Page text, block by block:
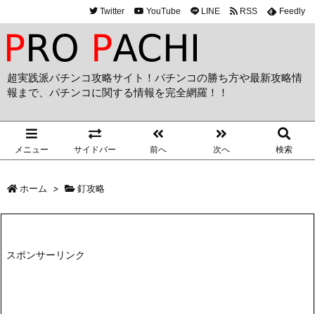
超実践派パチンコ攻略サイト！パチンコの勝ち方や最新攻略情
報まで、パチンコに関する情報を完全網羅！！
メニュー サイドバー 前へ 次へ 検索
Twitter YouTube LINE RSS Feedly
ホーム > 釘攻略
スポンサーリンク